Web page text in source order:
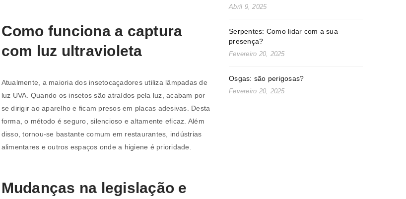
Como funciona a captura
com luz ultravioleta
Atualmente, a maioria dos insetocaçadores utiliza lâmpadas de
luz UVA. Quando os insetos são atraídos pela luz, acabam por
se dirigir ao aparelho e ficam presos em placas adesivas. Desta
forma, o método é seguro, silencioso e altamente eficaz. Além
disso, tornou-se bastante comum em restaurantes, indústrias
alimentares e outros espaços onde a higiene é prioridade.
Mudanças na legislação e
Abril 9, 2025
Serpentes: Como lidar com a sua
presença?
Fevereiro 20, 2025
Osgas: são perigosas?
Fevereiro 20, 2025